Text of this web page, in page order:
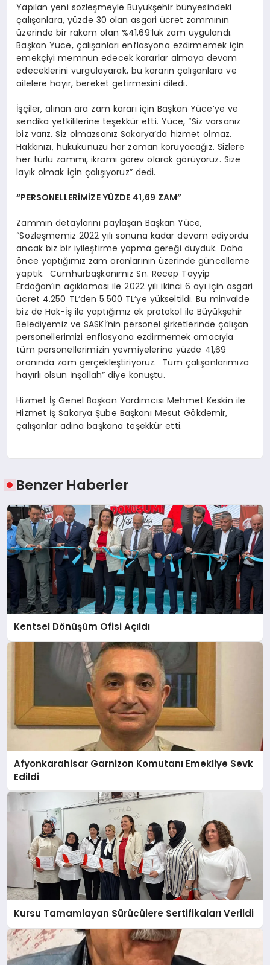
Yapılan yeni sözleşmeyle Büyükşehir bünyesindeki
çalışanlara, yüzde 30 olan asgari ücret zammının
üzerinde bir rakam olan %41,69’luk zam uygulandı.
Başkan Yüce, çalışanları enflasyona ezdirmemek için
emekçiyi memnun edecek kararlar almaya devam
edeceklerini vurgulayarak, bu kararın çalışanlara ve
ailelere hayır, bereket getirmesini diledi.
İşçiler, alınan ara zam kararı için Başkan Yüce’ye ve
sendika yetkililerine teşekkür etti. Yüce, “Siz varsanız
biz varız. Siz olmazsanız Sakarya’da hizmet olmaz.
Hakkınızı, hukukunuzu her zaman koruyacağız. Sizlere
her türlü zammı, ikramı görev olarak görüyoruz. Size
layık olmak için çalışıyoruz” dedi.
“PERSONELLERİMİZE YÜZDE 41,69 ZAM”
Zammın detaylarını paylaşan Başkan Yüce,
“Sözleşmemiz 2022 yılı sonuna kadar devam ediyordu
ancak biz bir iyileştirme yapma gereği duyduk. Daha
önce yaptığımız zam oranlarının üzerinde güncelleme
yaptık. Cumhurbaşkanımız Sn. Recep Tayyip
Erdoğan’ın açıklaması ile 2022 yılı ikinci 6 ayı için asgari
ücret 4.250 TL’den 5.500 TL’ye yükseltildi. Bu minvalde
biz de Hak-İş ile yaptığımız ek protokol ile Büyükşehir
Belediyemiz ve SASKİ’nin personel şirketlerinde çalışan
personellerimizi enflasyona ezdirmemek amacıyla
tüm personellerimizin yevmiyelerine yüzde 41,69
oranında zam gerçekleştiriyoruz. Tüm çalışanlarımıza
hayırlı olsun İnşallah” diye konuştu.
Hizmet İş Genel Başkan Yardımcısı Mehmet Keskin ile
Hizmet İş Sakarya Şube Başkanı Mesut Gökdemir,
çalışanlar adına başkana teşekkür etti.
Benzer Haberler
Kentsel Dönüşüm Ofisi Açıldı
Afyonkarahisar Garnizon Komutanı Emekliye Sevk
Edildi
Kursu Tamamlayan Sürücülere Sertifikaları Verildi